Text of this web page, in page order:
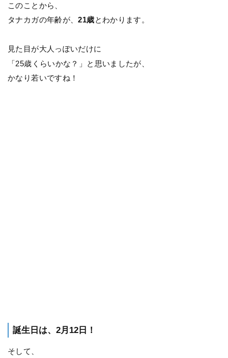
このことから、
タナカガの年齢が、21歳とわかります。
見た目が大人っぽいだけに
「25歳くらいかな？」と思いましたが、
かなり若いですね！
誕生日は、2月12日！
そして、